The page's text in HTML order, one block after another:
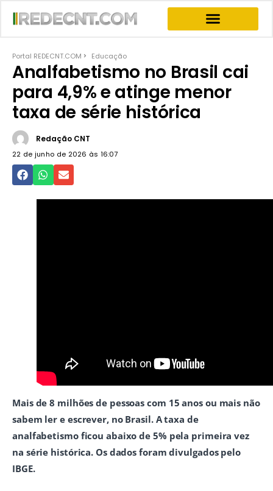
Portal REDECNT.COM Educação
Analfabetismo no Brasil cai
para 4,9% e atinge menor
taxa de série histórica
Redação CNT
22 de junho de 2026 às 16:07
Mais de 8 milhões de pessoas com 15 anos ou mais não
sabem ler e escrever, no Brasil. A taxa de
analfabetismo ficou abaixo de 5% pela primeira vez
na série histórica. Os dados foram divulgados pelo
IBGE.